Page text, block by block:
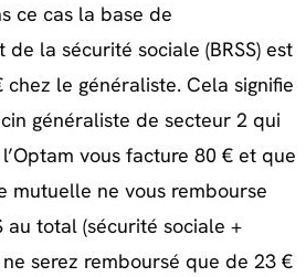
ce cas la base de
la sécurité sociale (BRSS) est
chez le généraliste. Cela signifie
généraliste de secteur 2 qui
vous facture 80 € et que
mutuelle ne vous rembourse
au total (sécurité sociale +
serez remboursé que de 23 €